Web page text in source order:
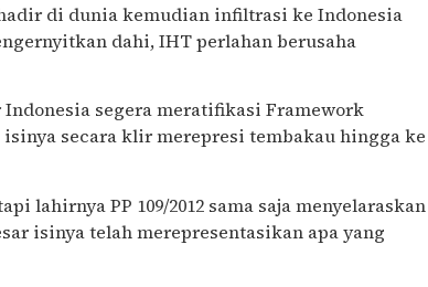
di dunia kemudian infiltrasi ke Indonesia
dahi, IHT perlahan berusaha
segera meratifikasi Framework
isinya secara klir merepresi tembakau hingga ke
lahirnya PP 109/2012 sama saja menyelaraskan
isinya telah merepresentasikan apa yang